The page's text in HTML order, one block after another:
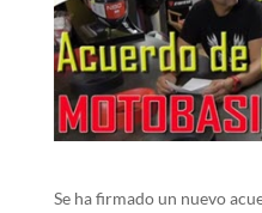
Se ha firmado un nuevo